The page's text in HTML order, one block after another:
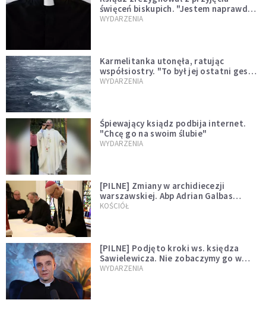
święceń biskupich. "Jestem naprawdę
niegodny"
WYDARZENIA
Karmelitanka utonęła, ratując
współsiostry. "To był jej ostatni gest
miłości"
WYDARZENIA
Śpiewający ksiądz podbija internet.
"Chcę go na swoim ślubie"
WYDARZENIA
[PILNE] Zmiany w archidiecezji
warszawskiej. Abp Adrian Galbas
wręczył dekrety nowym proboszczom
KOŚCIÓŁ
[PILNE] Podjęto kroki ws. księdza
Sawielewicza. Nie zobaczymy go w
mediach
WYDARZENIA